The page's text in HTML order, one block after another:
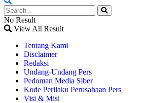
No Result
View All Result
Tentang Kami
Disclaimer
Redaksi
Undang-Undang Pers
Pedoman Media Siber
Kode Perilaku Perusahaan Pers
Visi & Misi